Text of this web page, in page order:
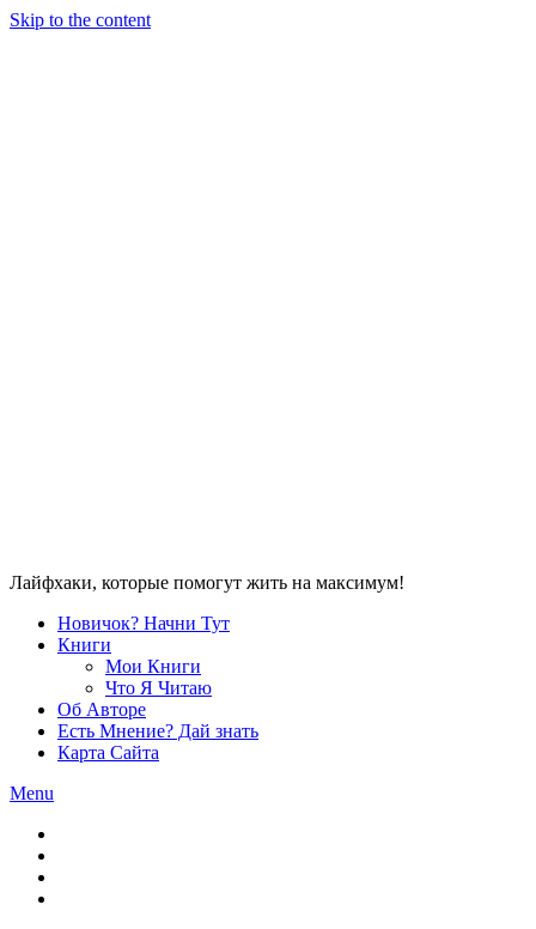
Skip to the content
Лайфхаки, которые помогут жить на максимум!
Новичок? Начни Тут
Книги
Мои Книги
Что Я Читаю
Об Авторе
Есть Мнение? Дай знать
Карта Сайта
Menu